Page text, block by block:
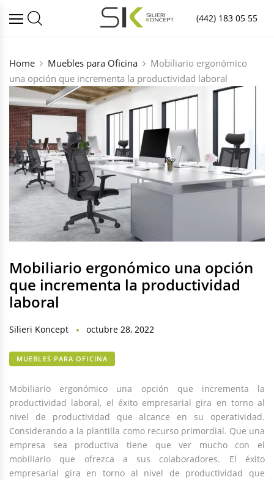
(442) 183 05 55
Home Muebles para Oficina
Mobiliario ergonómico
una opción que incrementa la productividad laboral
Mobiliario ergonómico una opción
que incrementa la productividad
laboral
Silieri Koncept octubre 28, 2022
MUEBLES PARA OFICINA
Mobiliario ergonómico una opción que incrementa la
productividad laboral, el éxito empresarial gira en torno al
nivel de productividad que alcance en su operatividad.
Considerando a la plantilla como recurso primordial. Que una
empresa sea productiva tiene que ver mucho con el
mobiliario que ofrezca a sus colaboradores. El éxito
empresarial gira en torno al nivel de productividad que